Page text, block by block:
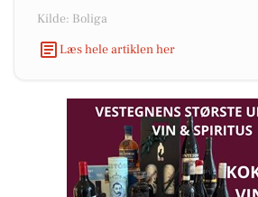
Kilde: Boliga
Læs hele artiklen her